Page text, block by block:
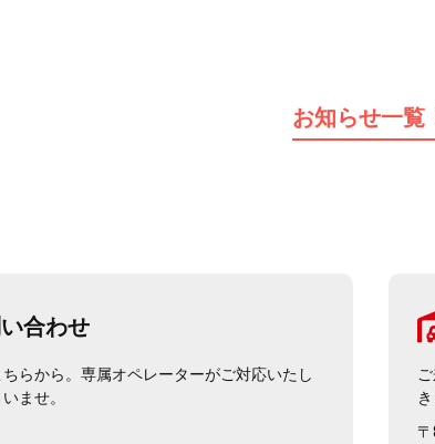
お知らせ一覧
合わせ
らから。専属オペレーターがご対応いたし
ませ。